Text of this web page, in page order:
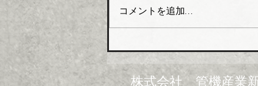
組合員企業１０４社を対象に
「中東情勢の変化に伴う供給不
し、集計結果を取りまとめた。
米国・イスラエルのイランへ
コメントを追加…
株式会社 管機産業